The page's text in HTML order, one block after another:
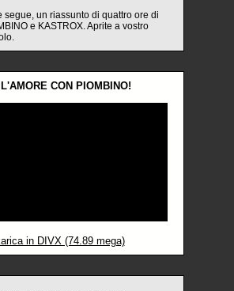
segue, un riassunto di quattro ore di
e KASTROX. Aprite a vostro
L'AMORE CON PIOMBINO!
in DIVX (74.89 mega)